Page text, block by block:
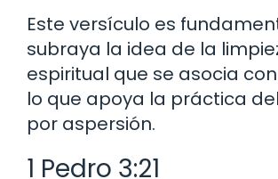
Este versículo es
subraya la idea de la
espiritual que se asocia
lo que apoya la práctica
por aspersión.
1 Pedro 3:21